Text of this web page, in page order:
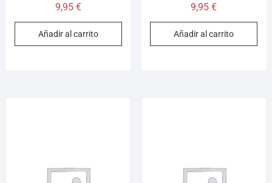
9,95 €
Añadir al carrito
9,95€
Añadir al carrito